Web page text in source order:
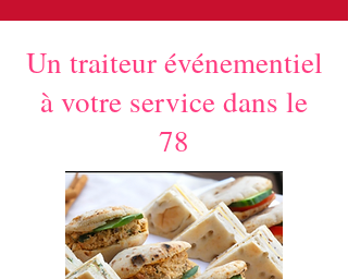
Un traiteur événementiel
à votre service dans le
78